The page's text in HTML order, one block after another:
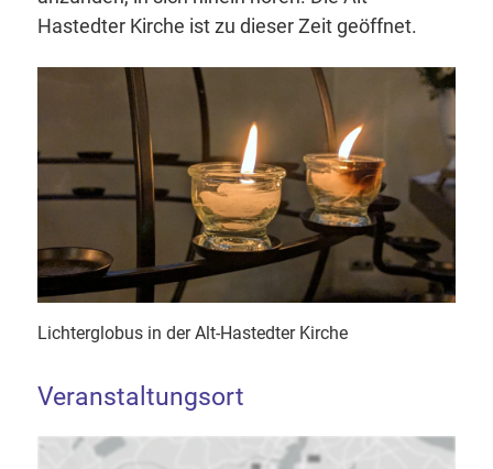
Hastedter Kirche ist zu dieser Zeit geöffnet.
Lichterglobus in der Alt-Hastedter Kirche
Veranstaltungsort